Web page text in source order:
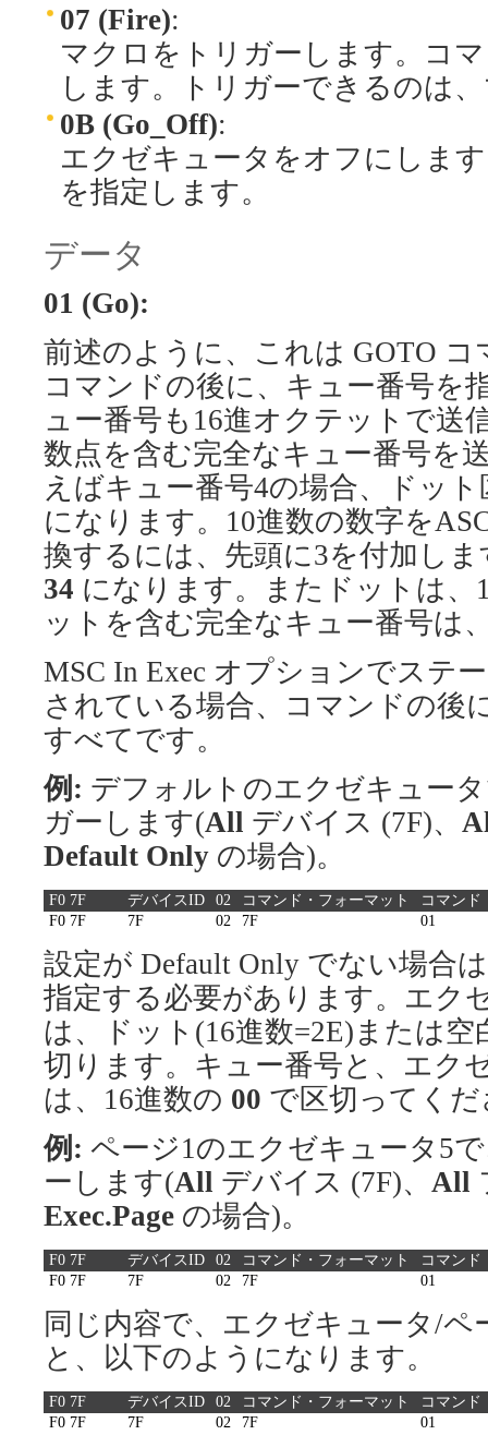
07 (Fire):
マクロをトリガーします。コ
します。トリガーできるのは
0B (Go_Off):
エクゼキュータをオフにしま
を指定します。
データ
01 (Go):
前述のように、これは GOTO
コマンドの後に、キュー番号を
ュー番号も16進オクテットで送
数点を含む完全なキュー番号を
えばキュー番号4の場合、ドッ
になります。10進数の数字を
換するには、先頭に3を付加し
34 になります。またドットは、
ットを含む完全なキュー番号は
MSC In Exec オプションでステ
されている場合、コマンドの後
すべてです。
例: デフォルトのエクゼキュー
ガーします(All デバイス (7F)、
Default Only の場合)。
F0 7F デバイスID 02 コマンド・フォーマット
コマンド
F0 7F
7F 02 7F 01
設定が Default Only でない場合
指定する必要があります。エク
は、ドット(16進数=2E)または
切ります。キュー番号と、エク
は、16進数の 00 で区切ってく
例: ページ1のエクゼキュータ5
ーします(All デバイス (7F)、 All
Exec.Page の場合)。
F0 7F デバイスID 02 コマンド・フォーマット
コマンド
F0 7F
7F 02 7F 01
同じ内容で、エクゼキュータ/
と、以下のようになります。
F0 7F デバイスID 02 コマンド・フォーマット
コマンド
F0 7F
7F 02 7F 01